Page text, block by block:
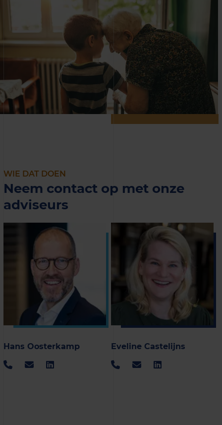
WIE DAT DOEN
Neem contact op met onze
adviseurs
Hans Oosterkamp Eveline Castelijns